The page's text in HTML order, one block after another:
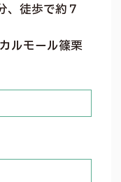
、徒歩で約７
ルモール篠栗